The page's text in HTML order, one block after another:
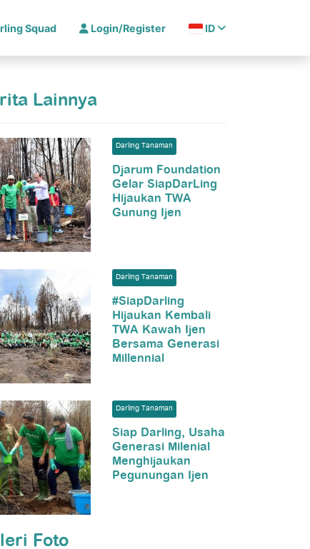
Squad Login/Register ID
Lainnya
Darling Tanaman
Djarum Foundation
Gelar SiapDarLing
Hijaukan TWA
Gunung Ijen
Darling Tanaman
#SiapDarling
Hijaukan Kembali
TWA Kawah Ijen
Bersama Generasi
Millennial
Darling Tanaman
Siap Darling, Usaha
Generasi Milenial
Menghijaukan
Pegunungan Ijen
Foto